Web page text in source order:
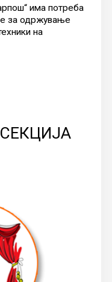
има потреба
за одржување
на